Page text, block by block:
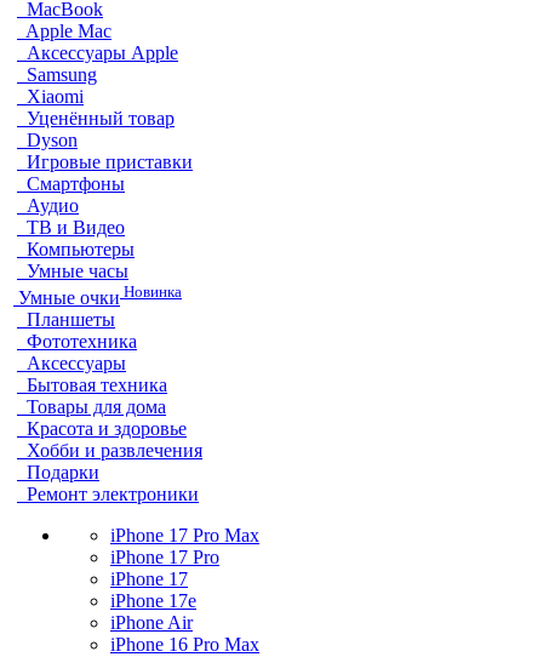
MacBook
Apple Mac
Аксессуары Apple
Samsung
Xiaomi
Уценённый товар
Dyson
Игровые приставки
Смартфоны
Аудио
ТВ и Видео
Компьютеры
Умные часы
Умные очки Новинка
Планшеты
Фототехника
Аксессуары
Бытовая техника
Товары для дома
Красота и здоровье
Хобби и развлечения
Подарки
Ремонт электроники
iPhone 17 Pro Max
iPhone 17 Pro
iPhone 17
iPhone 17e
iPhone Air
iPhone 16 Pro Max